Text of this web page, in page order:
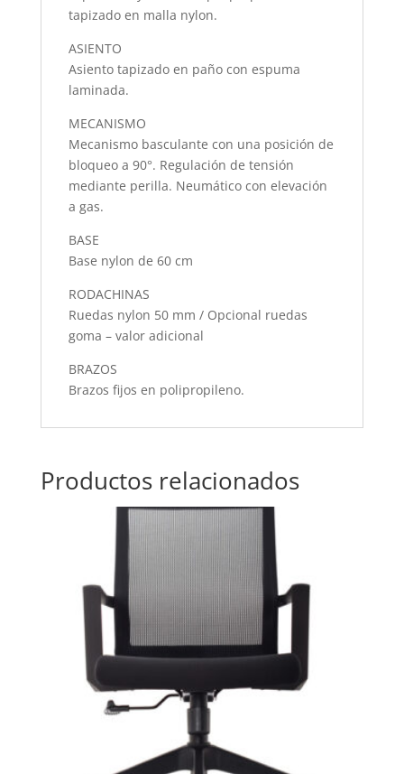
tapizado en malla nylon.
ASIENTO
Asiento tapizado en paño con espuma
laminada.
MECANISMO
Mecanismo basculante con una posición de
bloqueo a 90°. Regulación de tensión
mediante perilla. Neumático con elevación
a gas.
BASE
Base nylon de 60 cm
RODACHINAS
Ruedas nylon 50 mm / Opcional ruedas
goma – valor adicional
BRAZOS
Brazos fijos en polipropileno.
Productos relacionados